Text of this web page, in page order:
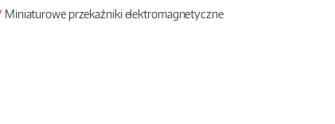
Miniaturowe przekaźniki elektromagnetyczne